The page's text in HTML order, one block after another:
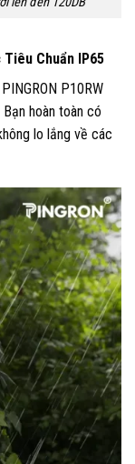
Chuẩn IP65
P10RW
hoàn toàn có
lo lắng về các